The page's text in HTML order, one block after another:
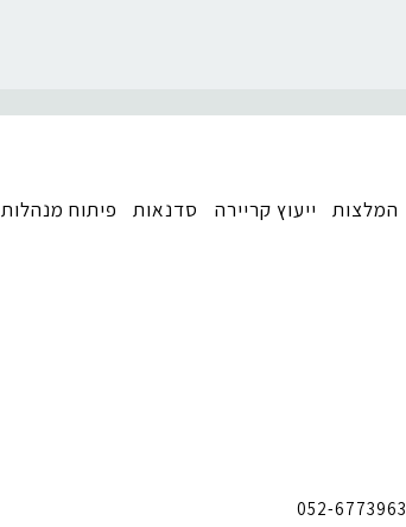
פיתוח מנהלות סדנאות ייעוץ קריירה המלצות
052-6773963